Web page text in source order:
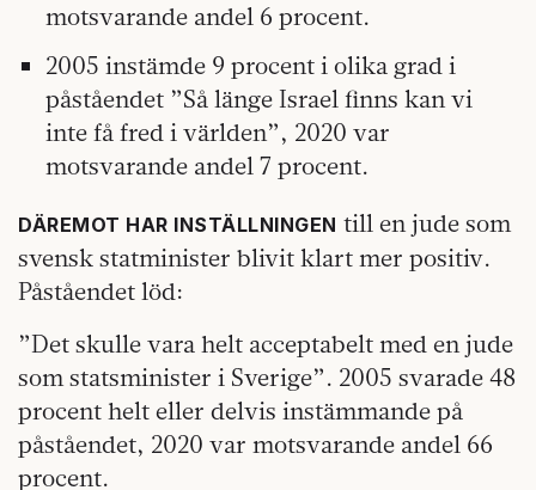
motsvarande andel 6 procent.
2005 instämde 9 procent i olika grad i
påståendet ”Så länge Israel finns kan vi
inte få fred i världen”, 2020 var
motsvarande andel 7 procent.
DÄREMOT HAR INSTÄLLNINGEN till en jude som
svensk statminister blivit klart mer positiv.
Påståendet löd:
”Det skulle vara helt acceptabelt med en jude
som statsminister i Sverige”. 2005 svarade 48
procent helt eller delvis instämmande på
påståendet, 2020 var motsvarande andel 66
procent.